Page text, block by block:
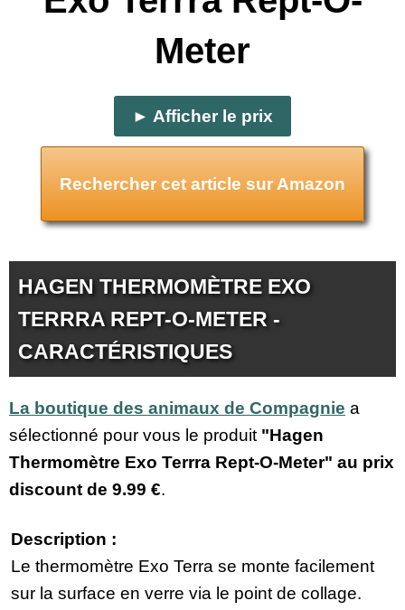
Meter
► Afficher le prix
Rechercher cet article sur Amazon
HAGEN THERMOMÈTRE EXO
TERRRA REPT-O-METER -
CARACTÉRISTIQUES
La boutique des animaux de Compagnie a
sélectionné pour vous le produit "Hagen
Thermomètre Exo Terrra Rept-O-Meter" au prix
discount de 9.99 €.
Description :
Le thermomètre Exo Terra se monte facilement
sur la surface en verre via le point de collage.